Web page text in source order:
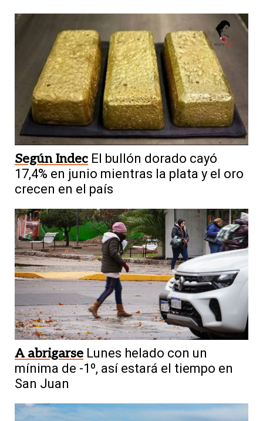
Según Indec El bullón dorado cayó
17,4% en junio mientras la plata y el oro
crecen en el país
A abrigarse Lunes helado con un
mínima de -1º, así estará el tiempo en
San Juan